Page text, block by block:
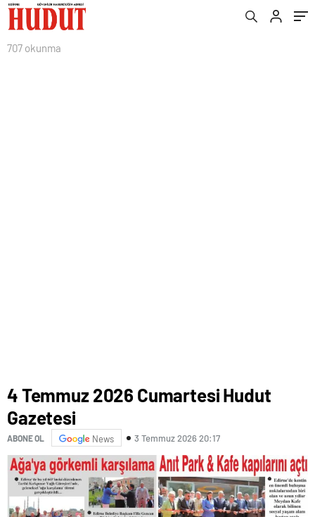
707 okunma
4 Temmuz 2026 Cumartesi Hudut
Gazetesi
ABONE OL News 3 Temmuz 2026 20:17